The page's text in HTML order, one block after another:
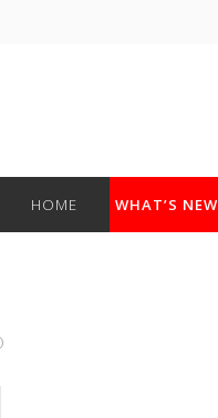
HOME WHAT’S NEW